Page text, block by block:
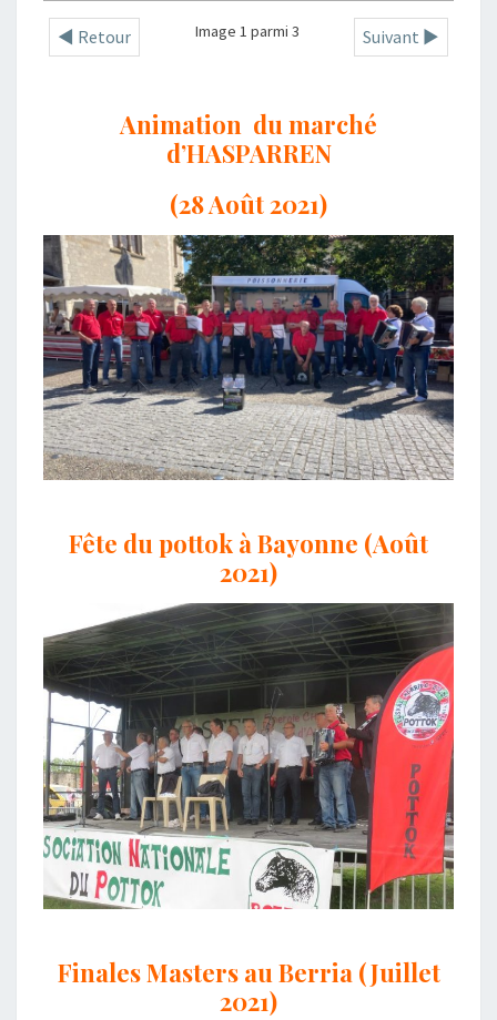
◄ Retour Suivant ►
Image 1 parmi 3
Animation du marché
d’HASPARREN
(28 Août 2021)
Fête du pottok à Bayonne (Août
2021)
Finales Masters au Berria (Juillet
2021)